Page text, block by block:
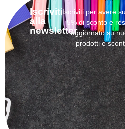
Iscriviti
alla
newsletter
Iscriviti per avere
5% di sconto e
aggiornato su
prodotti e